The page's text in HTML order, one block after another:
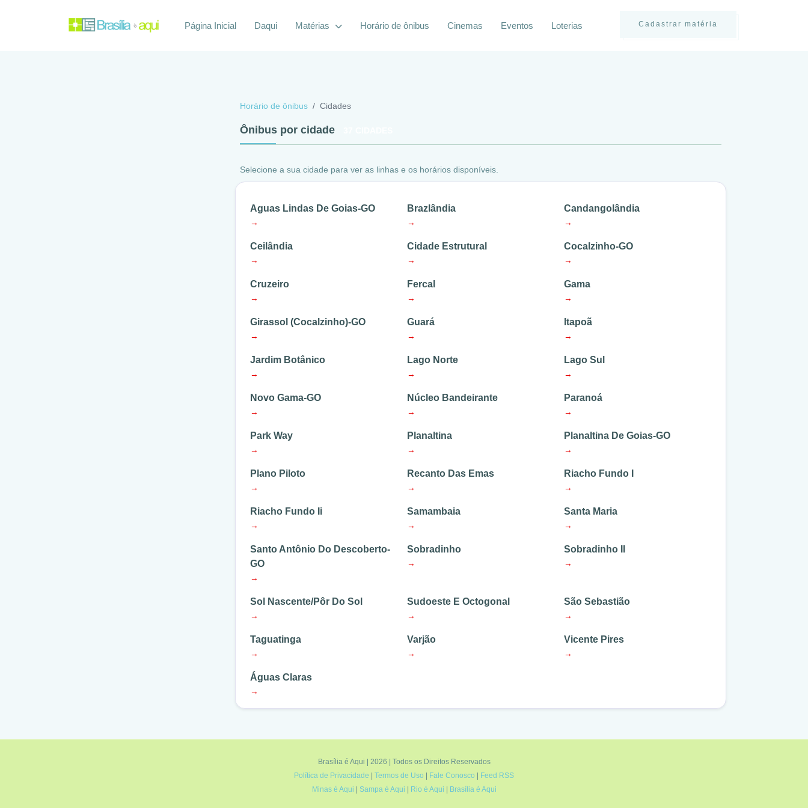
Cadastrar matéria
Página Inicial Daqui Matérias Horário de ônibus Cinemas Eventos Loterias
Horário de ônibus Cidades
Ônibus por cidade
Selecione a sua cidade para ver as linhas e os horários disponíveis.
Aguas Lindas De Goias-GO
→
Brazlândia
→
Candangolândia
→
Ceilândia
→
Cidade Estrutural
→
Cocalzinho-GO
→
Cruzeiro
→
Fercal
→
Gama
→
Girassol (Cocalzinho)-GO
→
Guará
→
Itapoã
→
Jardim Botânico
→
Lago Norte
→
Lago Sul
→
Novo Gama-GO
→
Núcleo Bandeirante
→
Paranoá
→
Park Way
→
Planaltina
→
Planaltina De Goias-GO
→
Plano Piloto
→
Recanto Das Emas
→
Riacho Fundo I
→
Riacho Fundo Ii
→
Samambaia
→
Santa Maria
→
Santo Antônio Do Descoberto-
GO
→
Sobradinho
→
Sobradinho II
→
Sol Nascente/Pôr Do Sol
→
Sudoeste E Octogonal
→
São Sebastião
→
Taguatinga
→
Varjão
→
Vicente Pires
→
Águas Claras
→
Brasília é Aqui | 2026 | Todos os Direitos Reservados
Política de Privacidade
Termos de Uso Fale Conosco
Feed RSS
Minas é Aqui
Sampa é Aqui Rio é Aqui Brasília é Aqui